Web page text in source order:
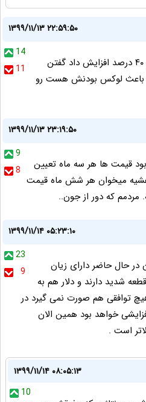
۱۳۹۹/۱۱/۱۳ ۲۲:۵۹:۵۰
14
11
شورای رقابت چرا کوییک آر رو ۴۰ درصد افزایش داد گفتن
لوکس بودنش هست رو
۱۳۹۹/۱۱/۱۳ ۲۳:۱۹:۵۰
9
8
قیمت ها هر سه ماه تعیین
میخوان هر شش ماه قیمت
مردمم‌ که دور از جون..
۱۳۹۹/۱۱/۱۴ ۰۵:۲۳:۱۰
23
9
در حال حاضر دارای زیان
شدید دارند و دلار هم به
توافقی هم صورت نمی گیرد در
خواهد بود همین الان
است .
۱۳۹۹/۱۱/۱۴ ۰۸:۰۵:۱۳
10